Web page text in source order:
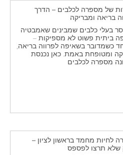
של מספרה לכלבים – הדרך
בריאה ומבריקה
בעלי כלבים שמבינים שאמבטיה
ביתית פשוט לא מספיקות –
כשמדובר בשאיפה לפרווה בריאה,
ומטופחת באמת. כאן נכנסת
מספרה לכלבים
לחיות מחמד בראשון לציון –
שלא תרצו לפספס